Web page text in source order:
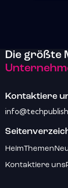
Die größte
Kontaktiere
HeimThemen
Kontaktiere uns